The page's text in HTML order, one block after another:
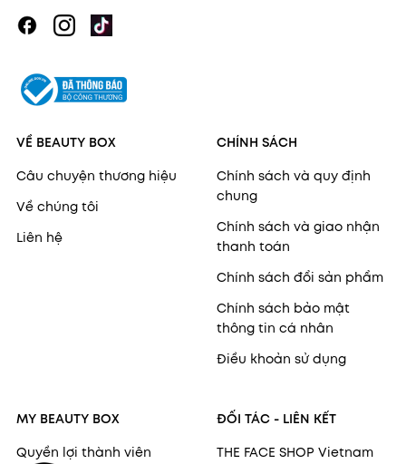
VỀ BEAUTY BOX
Câu chuyện thương hiệu
Về chúng tôi
Liên hệ
CHÍNH SÁCH
Chính sách và quy định
chung
Chính sách và giao nhận
thanh toán
Chính sách đổi sản phẩm
Chính sách bảo mật
thông tin cá nhân
Điều khoản sử dụng
MY BEAUTY BOX
Quyền lợi thành viên
ĐỐI TÁC - LIÊN KẾT
THE FACE SHOP Vietnam